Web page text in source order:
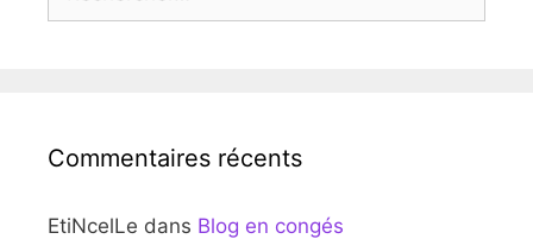
Commentaires récents
EtiNcelLe dans Blog en congés